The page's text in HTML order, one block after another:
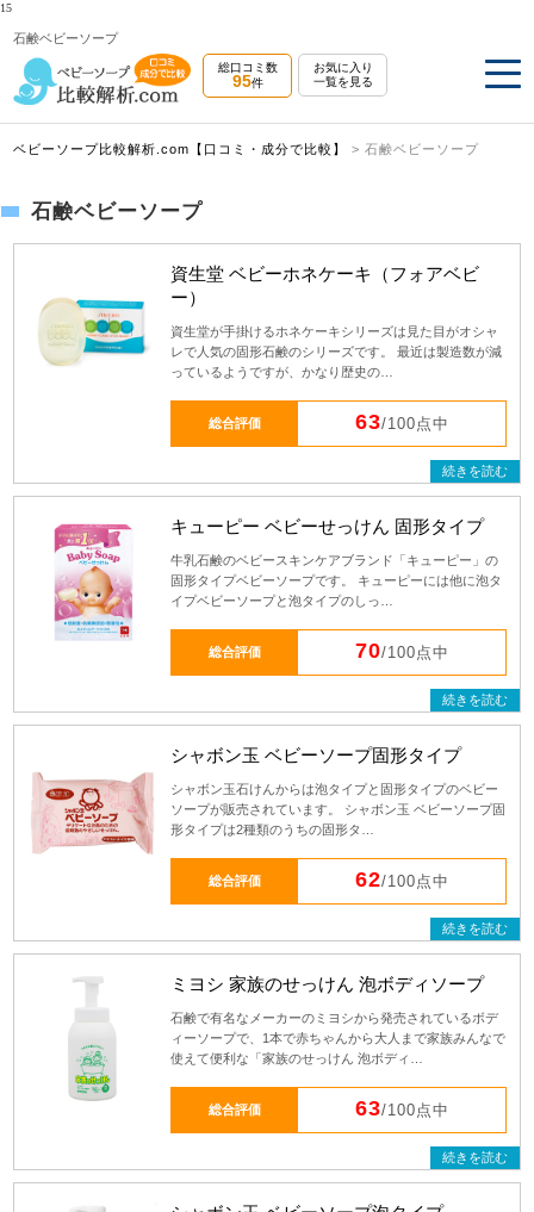
15
石鹸ベビーソープ
総口コミ数
95件
お気に入り
一覧を見る
ベビーソープ比較解析.com【口コミ・成分で比較】 >石鹸ベビーソープ
石鹸ベビーソープ
資生堂 ベビーホネケーキ（フォアベビ
ー）
資生堂が手掛けるホネケーキシリーズは見た目がオシャ
レで人気の固形石鹸のシリーズです。 最近は製造数が減
っているようですが、かなり歴史の…
続きを読む
総合評価 63/100点中
キューピー ベビーせっけん 固形タイプ
牛乳石鹸のベビースキンケアブランド「キューピー」の
固形タイプベビーソープです。 キューピーには他に泡タ
イプベビーソープと泡タイプのしっ…
続きを読む
総合評価 70/100点中
シャボン玉 ベビーソープ固形タイプ
シャボン玉石けんからは泡タイプと固形タイプのベビー
ソープが販売されています。 シャボン玉 ベビーソープ固
形タイプは2種類のうちの固形タ…
続きを読む
総合評価 62/100点中
ミヨシ 家族のせっけん 泡ボディソープ
石鹸で有名なメーカーのミヨシから発売されているボデ
ィーソープで、1本で赤ちゃんから大人まで家族みんなで
使えて便利な「家族のせっけん 泡ボディ…
続きを読む
総合評価 63/100点中